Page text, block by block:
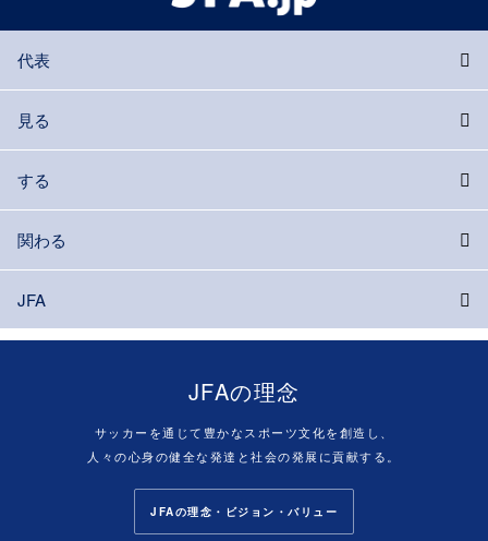
代表
見る
する
関わる
JFA
JFAの理念
サッカーを通じて豊かなスポーツ文化を創造し、
人々の心身の健全な発達と社会の発展に貢献する。
JFAの理念・ビジョン・バリュー